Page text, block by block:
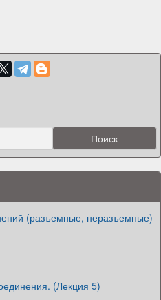
(разъемные, неразъемные)
(Лекция 5)